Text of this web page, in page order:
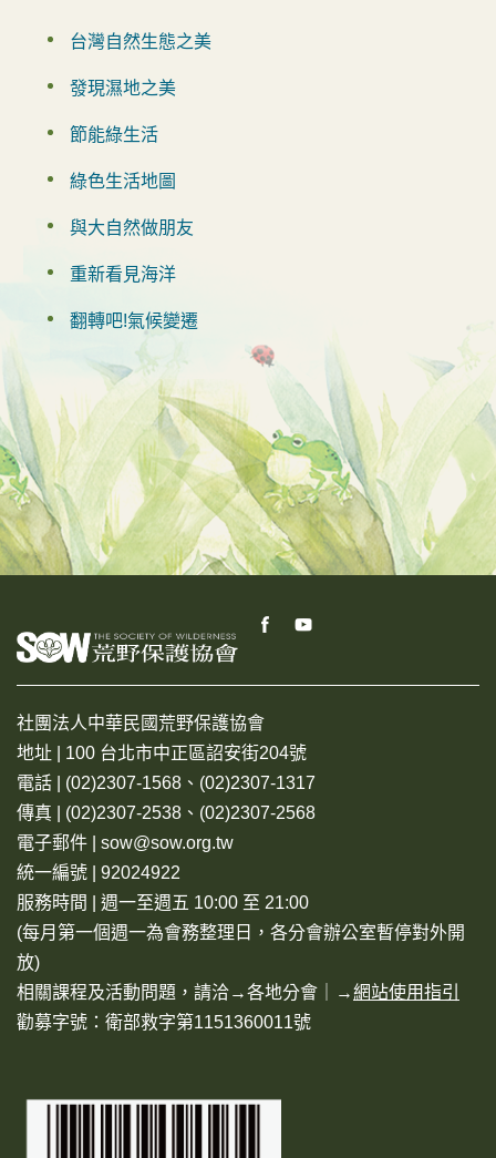
台灣自然生態之美
發現濕地之美
節能綠生活
綠色生活地圖
與大自然做朋友
重新看見海洋
翻轉吧!氣候變遷
社團法人中華民國荒野保護協會
地址 | 100 台北市中正區詔安街204號
電話 | (02)2307-1568、(02)2307-1317
傳真 | (02)2307-2538、(02)2307-2568
電子郵件 | sow@sow.org.tw
統一編號 | 92024922
服務時間 | 週一至週五 10:00 至 21:00
(每月第一個週一為會務整理日，各分會辦公室暫停對外開
放)
相關課程及活動問題，請洽→各地分會 ｜→網站使用指引
勸募字號：衛部救字第1151360011號